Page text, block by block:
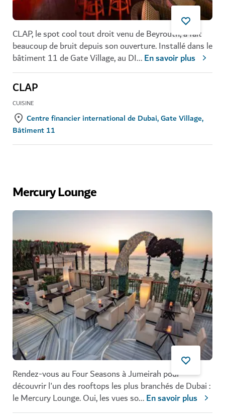
CLAP, le spot cool tout droit venu de Beyrouth, a fait
beaucoup de bruit depuis son ouverture. Installé dans le
bâtiment 11 de Gate Village, au DI...En savoir plus
CLAP
CUISINE
Centre financier international de Dubai, Gate Village,
Bâtiment 11
Mercury Lounge
Rendez-vous au Four Seasons à Jumeirah pour
découvrir l'un des rooftops les plus branchés de Dubai :
le Mercury Lounge. Oui, les vues so...En savoir plus